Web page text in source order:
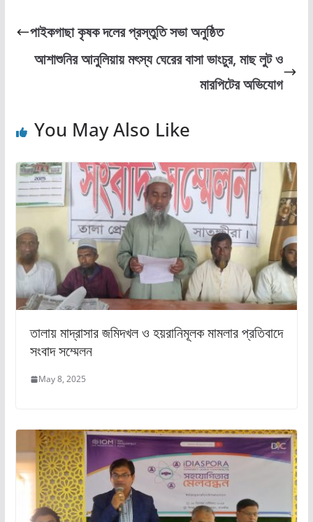
e
b
o
o
d
o
l e
পাইকগাছা কৃষক দলের প্রস্তুতি সভা অনুষ্ঠিত
আশাশুনির আনুলিয়ায় মৎস্য ঘেরের বাসা ভাংচুর, মাছ লুট ও
মারপিটের অভিযোগ
You May Also Like
তালায় মাদ্রাসার জমিদখল ও হয়রানিমূলক মামলার প্রতিবাদে
সংবাদ সম্মেলন
May 8, 2025